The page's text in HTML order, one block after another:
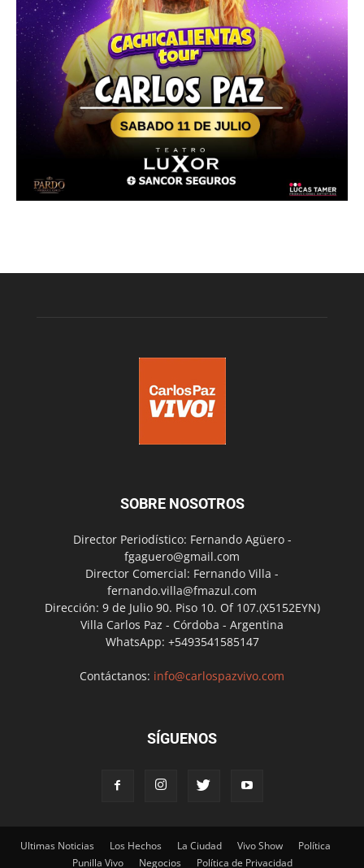
SOBRE NOSOTROS
Director Periodístico: Fernando Agüero -
fgaguero@gmail.com
Director Comercial: Fernando Villa -
fernando.villa@fmazul.com
Dirección: 9 de Julio 90. Piso 10. Of 107.(X5152EYN)
Villa Carlos Paz - Córdoba - Argentina
WhatsApp: +5493541585147
Contáctanos: info@carlospazvivo.com
SÍGUENOS
Ultimas Noticias Los Hechos La Ciudad Vivo Show
Política
Punilla Vivo
Negocios Política de Privacidad